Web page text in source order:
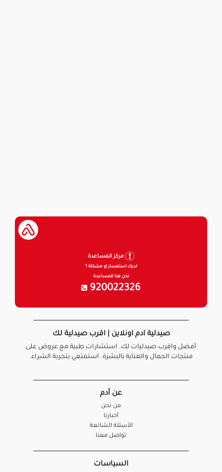
مركز المساعدة
لديك استفسار او مشكلة ؟
نحن هنا للمساعدة
920022326
صيدلية ادم اونلاين | اقرب صيدلية لك
أفضل واقرب صيدليات لك. استشارات طبية مع عروض على
منتجات الجمال والعناية بالبشرة. استمتعي بتجربة الشراء.
عن آدم
من نحن
أخبارنا
الأسئلة الشائعة
تواصل معنا
السياسات